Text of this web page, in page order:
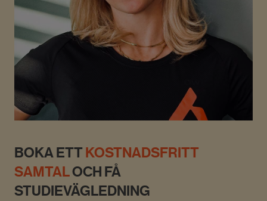
BOKA ETT KOSTNADSFRITT
SAMTALOCH FÅ
STUDIEVÄGLEDNING